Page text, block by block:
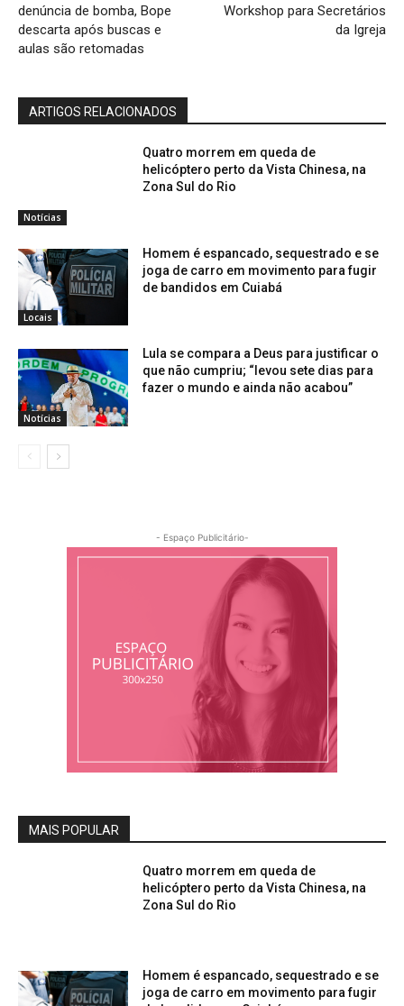
denúncia de bomba, Bope
descarta após buscas e
aulas são retomadas
Workshop para Secretários
da Igreja
ARTIGOS RELACIONADOS
Notícias
Quatro morrem em queda de
helicóptero perto da Vista Chinesa, na
Zona Sul do Rio
Locais
Homem é espancado, sequestrado e se
joga de carro em movimento para fugir
de bandidos em Cuiabá
Notícias
Lula se compara a Deus para justificar o
que não cumpriu; “levou sete dias para
fazer o mundo e ainda não acabou”
- Espaço Publicitário-
MAIS POPULAR
Quatro morrem em queda de
helicóptero perto da Vista Chinesa, na
Zona Sul do Rio
Homem é espancado, sequestrado e se
joga de carro em movimento para fugir